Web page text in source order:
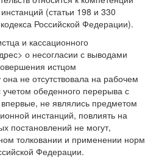
(статьи 198 и 330
Российской Федерации).
и кассационного
о несогласии с выводами
истцом
не отсутствовала на рабочем
обеденного перерыва с
не являлись предметом
инстанций, повлиять на
постановлений не могут,
толковании и применении норм
Федерации.